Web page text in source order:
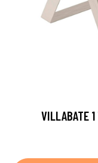
VILLABATE